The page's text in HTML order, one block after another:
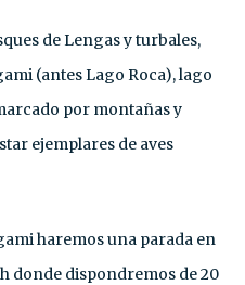
de Lengas y turbales,
(antes Lago Roca), lago
por montañas y
ejemplares de aves
haremos una parada en
donde dispondremos de 20